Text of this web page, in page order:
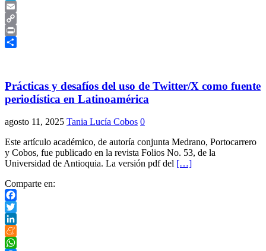
Skype
Email
Copy
Link
Print
Prácticas y desafíos del uso de Twitter/X como fuente
periodística en Latinoamérica
agosto 11, 2025 Tania Lucía Cobos 0
Este artículo académico, de autoría conjunta Medrano, Portocarrero
y Cobos, fue publicado en la revista Folios No. 53, de la
Universidad de Antioquia. La versión pdf del […]
Comparte en:
Facebook
Twitter
LinkedIn
Meneame